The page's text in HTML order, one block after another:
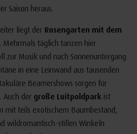
Saison heraus.
liegt der Rosengarten mit dem
. Mehrmals täglich tanzen hier
zur Musik und nach Sonnenuntergang
in eine Leinwand aus tausenden
Beamershows sorgen für
Auch der große Luitpoldpark ist
mit teils exotischem Baumbestand,
wildromantisch-stillen Winkeln